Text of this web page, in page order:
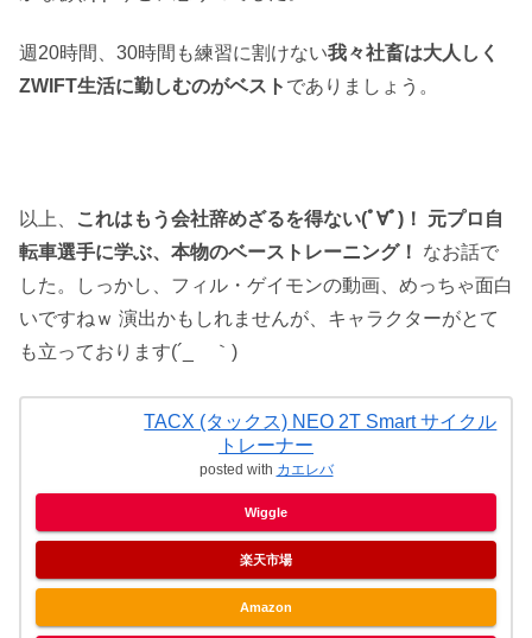
週20時間、30時間も練習に割けない我々社畜は大人しく
ZWIFT生活に勤しむのがベスト でありましょう。
以上、
これはもう会社辞めざるを得ない(ﾟ∀ﾟ)！ 元プロ自
転車選手に学ぶ、本物のベーストレーニング！
なお話で
した。しっかし、フィル・ゲイモンの動画、めっちゃ面白
いですねｗ 演出かもしれませんが、キャラクターがとて
も立っております(´_ゝ｀)
TACX (タックス) NEO 2T Smart サイクル
トレーナー
posted with カエレバ
Wiggle
楽天市場
Amazon